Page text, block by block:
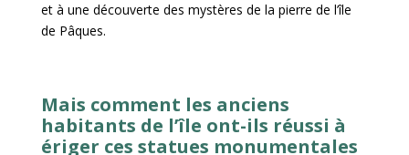
et à une découverte des mystères de la pierre de l’île
de Pâques.
Mais comment les anciens
habitants de l’île ont-ils réussi à
ériger ces statues monumentales